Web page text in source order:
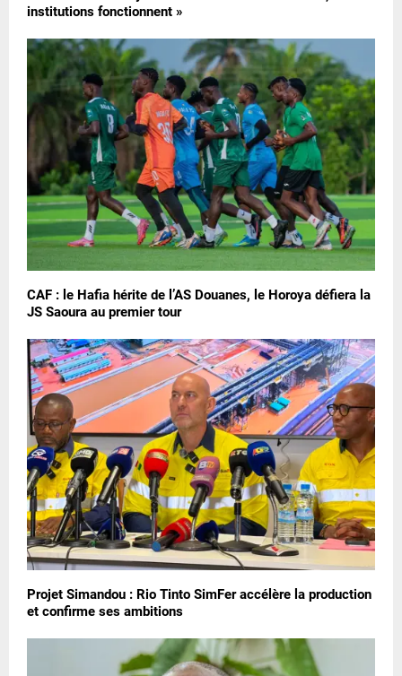
institutions fonctionnent »
CAF : le Hafia hérite de l’AS Douanes, le Horoya défiera la
JS Saoura au premier tour
Projet Simandou : Rio Tinto SimFer accélère la production
et confirme ses ambitions